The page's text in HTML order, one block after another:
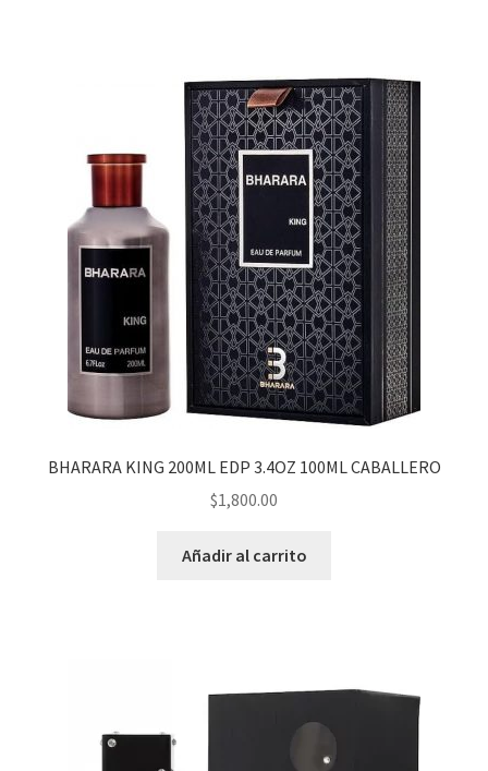
BHARARA KING 200ML EDP 3.4OZ 100ML CABALLERO
$1,800.00
Añadir al carrito